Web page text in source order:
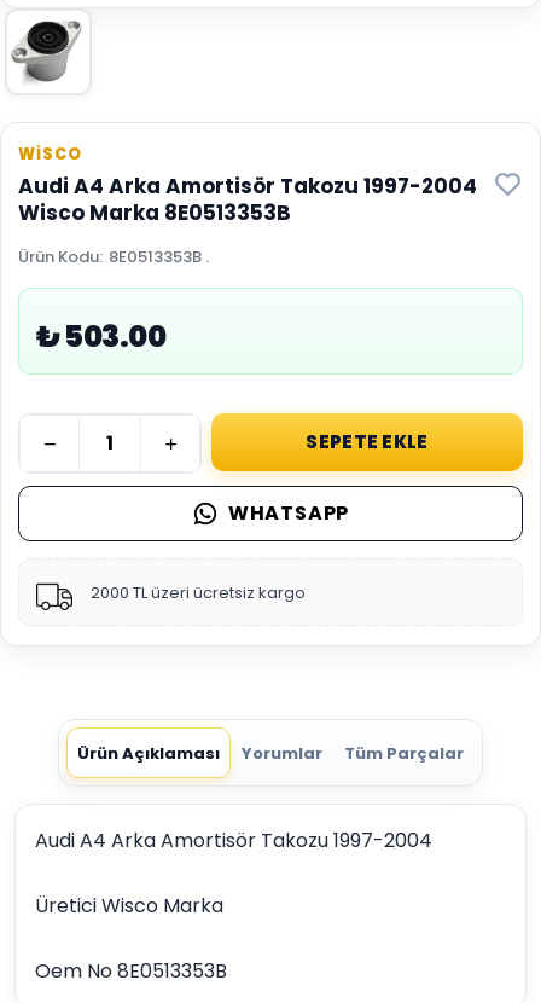
WİSCO
Audi A4 Arka Amortisör Takozu 1997-2004
Wisco Marka 8E0513353B
Ürün Kodu: 8E0513353B .
₺ 503.00
SEPETE EKLE
WHATSAPP
2000 TL üzeri ücretsiz kargo
Ürün Açıklaması Yorumlar Tüm Parçalar
Audi A4 Arka Amortisör Takozu 1997-2004
Üretici Wisco Marka
Oem No 8E0513353B